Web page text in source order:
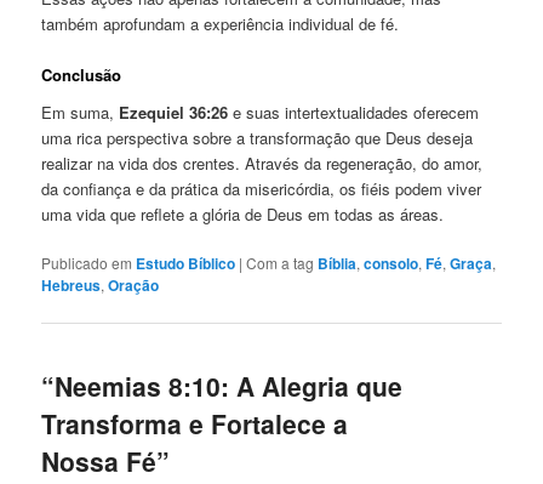
também aprofundam a experiência individual de fé.
Conclusão
Em suma, Ezequiel 36:26 e suas intertextualidades oferecem
uma rica perspectiva sobre a transformação que Deus deseja
realizar na vida dos crentes. Através da regeneração, do amor,
da confiança e da prática da misericórdia, os fiéis podem viver
uma vida que reflete a glória de Deus em todas as áreas.
Publicado em Estudo Bíblico |Com a tag Bíblia,consolo,Fé,Graça,
Hebreus,Oração
“Neemias 8:10: A Alegria que
Transforma e Fortalece a
Nossa Fé”